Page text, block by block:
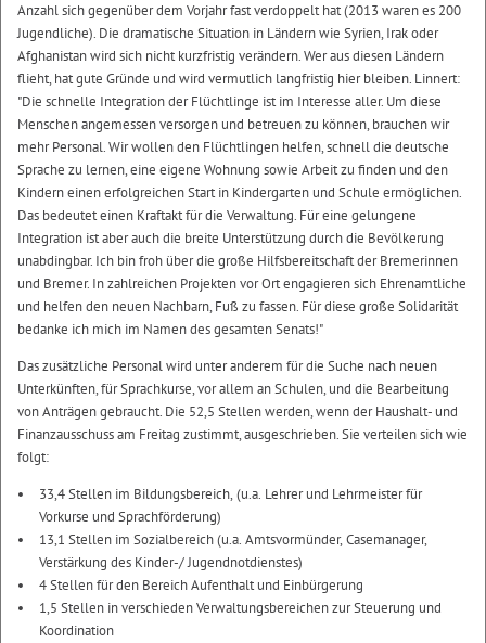
Anzahl sich gegenüber dem Vorjahr fast verdoppelt hat (2013 waren es 200
Jugendliche). Die dramatische Situation in Ländern wie Syrien, Irak oder
Afghanistan wird sich nicht kurzfristig verändern. Wer aus diesen Ländern
flieht, hat gute Gründe und wird vermutlich langfristig hier bleiben. Linnert:
"Die schnelle Integration der Flüchtlinge ist im Interesse aller. Um diese
Menschen angemessen versorgen und betreuen zu können, brauchen wir
mehr Personal. Wir wollen den Flüchtlingen helfen, schnell die deutsche
Sprache zu lernen, eine eigene Wohnung sowie Arbeit zu finden und den
Kindern einen erfolgreichen Start in Kindergarten und Schule ermöglichen.
Das bedeutet einen Kraftakt für die Verwaltung. Für eine gelungene
Integration ist aber auch die breite Unterstützung durch die Bevölkerung
unabdingbar. Ich bin froh über die große Hilfsbereitschaft der Bremerinnen
und Bremer. In zahlreichen Projekten vor Ort engagieren sich Ehrenamtliche
und helfen den neuen Nachbarn, Fuß zu fassen. Für diese große Solidarität
bedanke ich mich im Namen des gesamten Senats!"
Das zusätzliche Personal wird unter anderem für die Suche nach neuen
Unterkünften, für Sprachkurse, vor allem an Schulen, und die Bearbeitung
von Anträgen gebraucht. Die 52,5 Stellen werden, wenn der Haushalt- und
Finanzausschuss am Freitag zustimmt, ausgeschrieben. Sie verteilen sich wie
folgt:
33,4 Stellen im Bildungsbereich, (u.a. Lehrer und Lehrmeister für
Vorkurse und Sprachförderung)
13,1 Stellen im Sozialbereich (u.a. Amtsvormünder, Casemanager,
Verstärkung des Kinder-/ Jugendnotdienstes)
4 Stellen für den Bereich Aufenthalt und Einbürgerung
1,5 Stellen in verschieden Verwaltungsbereichen zur Steuerung und
Koordination